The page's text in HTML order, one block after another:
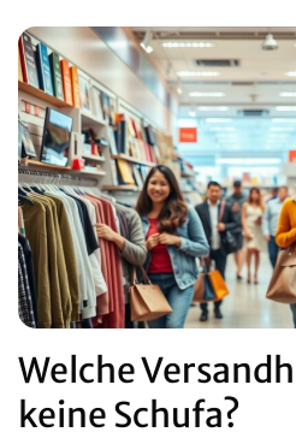
Welche
keine Schufa?